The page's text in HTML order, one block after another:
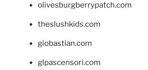
olivesburgberrypatch.com
theslushkids.com
giobastian.com
glpascensori.com